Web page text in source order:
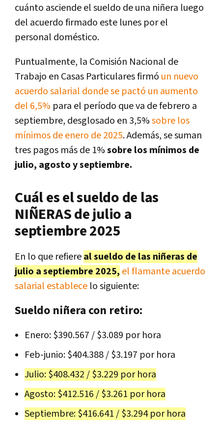
cuánto asciende el sueldo de una niñera luego
del acuerdo firmado este lunes por el
personal doméstico.
Puntualmente, la Comisión Nacional de
Trabajo en Casas Particulares firmó un nuevo
acuerdo salarial donde se pactó un aumento
del 6,5% para el período que va de febrero a
septiembre, desglosado en 3,5%sobre los
mínimos de enero de 2025. Además, se suman
tres pagos más de 1%sobre los mínimos de
julio, agosto y septiembre.
Cuál es el sueldo de las
NIÑERAS de julio a
septiembre 2025
En lo que refiereal sueldo de las niñeras de
julio a septiembre 2025, el flamante acuerdo
salarial establece lo siguiente:
Sueldo niñera con retiro:
Enero: $390.567 / $3.089 por hora
Feb-junio: $404.388 / $3.197 por hora
Julio: $408.432 / $3.229 por hora
Agosto: $412.516 / $3.261 por hora
Septiembre: $416.641 / $3.294 por hora